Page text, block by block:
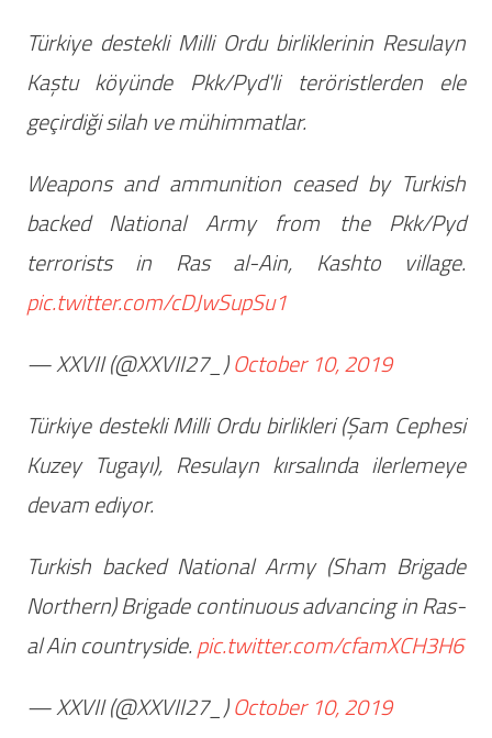
Türkiye destekli Milli Ordu birliklerinin Resulayn
Kaştu köyünde Pkk/Pyd'li teröristlerden ele
geçirdiği silah ve mühimmatlar.
Weapons and ammunition ceased by Turkish
backed National Army from the Pkk/Pyd
terrorists in Ras al-Ain, Kashto village.
pic.twitter.com/cDJwSupSu1
— XXVII (@XXVII27_)October 10, 2019
Türkiye destekli Milli Ordu birlikleri (Şam Cephesi
Kuzey Tugayı), Resulayn kırsalında ilerlemeye
devam ediyor.
Turkish backed National Army (Sham Brigade
Northern) Brigade continuous advancing in Ras-
al Ain countryside.pic.twitter.com/cfamXCH3H6
— XXVII (@XXVII27_)October 10, 2019